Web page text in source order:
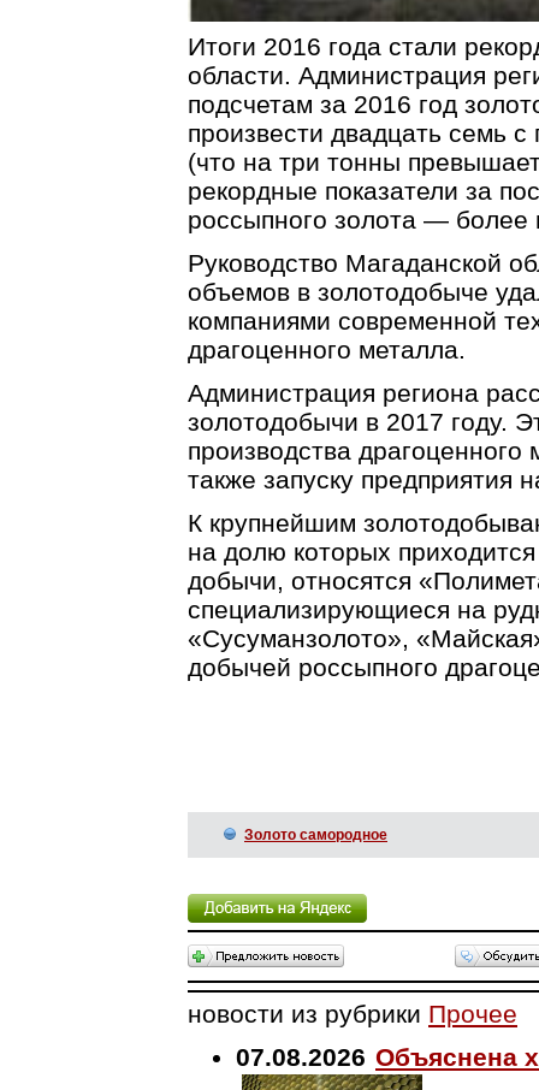
Итоги 2016 года стали
области. Администрация
подсчетам за 2016 год
произвести двадцать семь
(что на три тонны
рекордные показатели за
россыпного золота — более
Руководство Магаданской
объемов в золотодобыче
компаниями современной
драгоценного металла.
Администрация региона
золотодобычи в 2017 году.
производства
также запуску предприятия
К крупнейшим
на долю которых
добычи, относятся
специализирующиеся на
«Сусуманзолото»,
добычей россыпного
Золото самородное
новости из рубрики Прочее
07.08.2026 Объяснена